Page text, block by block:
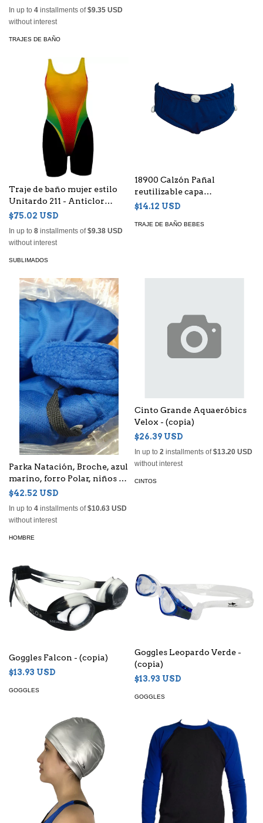
In up to 4 installments of$9.35 USD
without interest
TRAJES DE BAÑO
Traje de baño mujer estilo
Unitardo 211 - Anticlor
Sublimado
$75.02 USD
In up to 8 installments of$9.38 USD
without interest
SUBLIMADOS
18900 Calzón Pañal
reutilizable capa
poliuretano
$14.12 USD
TRAJE DE BAÑO BEBES
Parka Natación, Broche, azul
marino, forro Polar, niños o
adultos, Unisex - (copia) -
$42.52 USD
In up to 4 installments of$10.63 USD
without interest
HOMBRE
Cinto Grande Aquaeróbics
Velox - (copia)
$26.39 USD
In up to 2 installments of$13.20 USD
without interest
CINTOS
Goggles Falcon - (copia)
$13.93 USD
GOGGLES
Goggles Leopardo Verde -
(copia)
$13.93 USD
GOGGLES